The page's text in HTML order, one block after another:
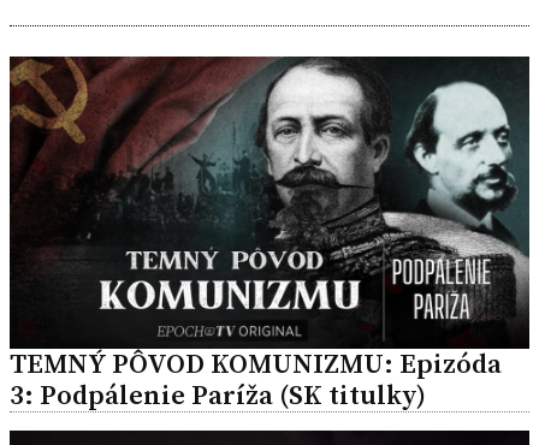
TEMNÝ PÔVOD KOMUNIZMU: Epizóda
3: Podpálenie Paríža (SK titulky)